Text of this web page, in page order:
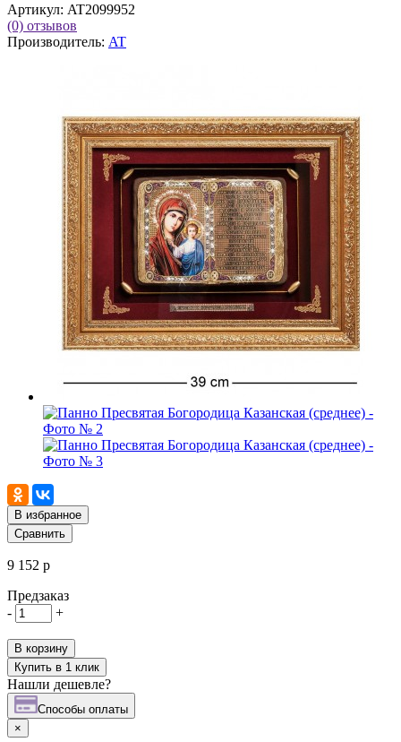
Артикул: AT2099952
(0) отзывов
Производитель: AT
В избранное
Сравнить
9 152 р
Предзаказ
-
+
В корзину
Купить в 1 клик
Нашли дешевле?
Cпособы оплаты
×